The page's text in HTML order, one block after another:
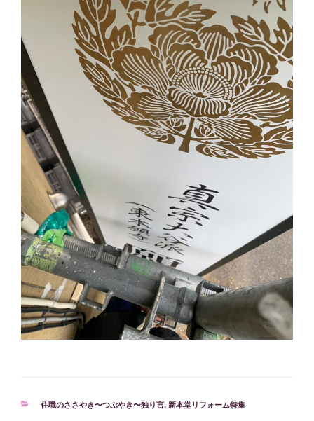
カ
住職のささやき〜つぶやき〜独り言, 新本堂リフォーム特集